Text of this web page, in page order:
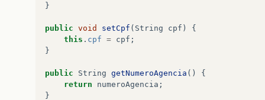
}
public void setCpf ( String cpf )
{
this . cpf = cpf ;
}
public String getNumeroAgencia ()
{
return
numeroAgencia ;
}